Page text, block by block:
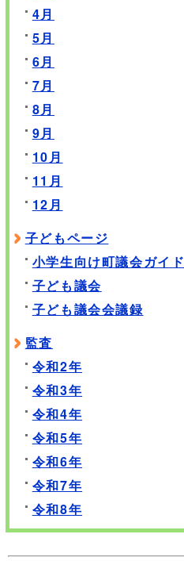
4月
5月
6月
7月
8月
9月
10月
11月
12月
子どもページ
小学生向け町議会ガイド
子ども議会
子ども議会会議録
監査
令和2年
令和3年
令和4年
令和5年
令和6年
令和7年
令和8年